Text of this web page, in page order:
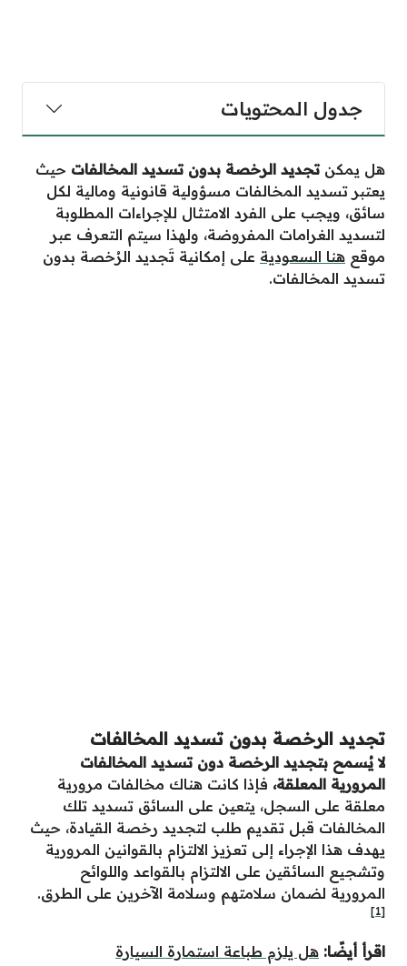
جدول المحتويات
هل يمكنتجديد الرخصة بدون تسديد المخالفات حيث
يعتبر تسديد المخالفات مسؤولية قانونية ومالية لكل
سائق، ويجب على الفرد الامتثال للإجراءات المطلوبة
لتسديد الغرامات المفروضة، ولهذا سيتم التعرف عبر
موقع هنا السعودية على إمكانية تَجديد الرُخصة بدون
تسديد المخالفات.
تجديد الرخصة بدون تسديد المخالفات
لا يُسمح بتجديد الرخصة دون تسديد المخالفات
المرورية المعلقة، فإذا كانت هناك مخالفات مرورية
معلقة على السجل، يتعين على السائق تسديد تلك
المخالفات قبل تقديم طلب لتجديد رخصة القيادة، حيث
يهدف هذا الإجراء إلى تعزيز الالتزام بالقوانين المرورية
وتشجيع السائقين على الالتزام بالقواعد واللوائح
المرورية لضمان سلامتهم وسلامة الآخرين على الطرق.
[1]
اقرأ أيضًا: هل يلزم طباعة استمارة السيارة